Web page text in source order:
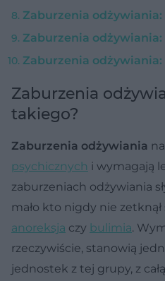
Zaburzenia odżywiania:
Zaburzenia odżywiania:
Zaburzenia
Zaburzenia
takiego?
Zaburzenia odżywiania
psychicznych i wymagają
zaburzeniach odżywiania
mało kto nigdy nie
anoreksja czy bulimia.
rzeczywiście, stanowią
jednostek z tej grupy, z